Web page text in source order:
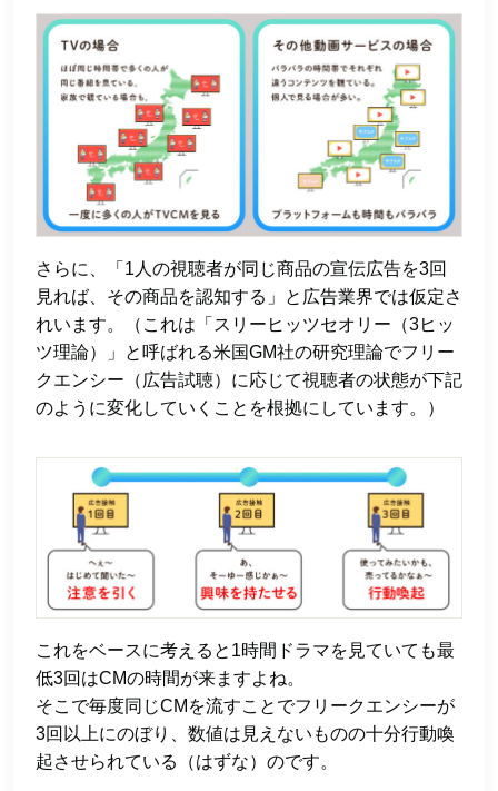
さらに、「1人の視聴者が同じ商品の宣伝広告を3回
見れば、その商品を認知する」と広告業界では仮定さ
れいます。（これは「スリーヒッツセオリー（3ヒッ
ツ理論）」と呼ばれる米国GM社の研究理論でフリー
クエンシー（広告試聴）に応じて視聴者の状態が下記
のように変化していくことを根拠にしています。）
これをベースに考えると1時間ドラマを見ていても最
低3回はCMの時間が来ますよね。
そこで毎度同じCMを流すことでフリークエンシーが
3回以上にのぼり、数値は見えないものの十分行動喚
起させられている（はずな）のです。